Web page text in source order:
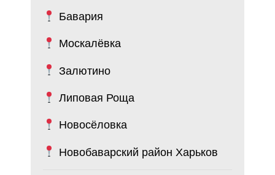
Бавария
Москалёвка
Залютино
Липовая Роща
Новосёловка
Новобаварский район Харьков